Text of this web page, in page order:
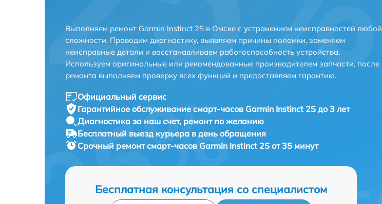
Выполняем ремонт Garmin Instinct 2S в Омске с устранением неисправностей любой
сложности. Проводим диагностику, выявляем причины поломки, заменяем
неисправные детали и восстанавливаем работоспособность устройства.
Используем оригинальные или рекомендованные производителем запчасти, после
ремонта выполняем проверку всех функций и предоставляем гарантию.
Официальный сервис
Гарантийное обслуживание смарт-часов Garmin Instinct 2S до 3 лет
Диагностика за наш счет, ремонт по желанию
Бесплатный выезд курьера в день обращения
Срочный ремонтсмарт-часов Garmin Instinct 2S от 35 минут
Бесплатная консультация со специалистом